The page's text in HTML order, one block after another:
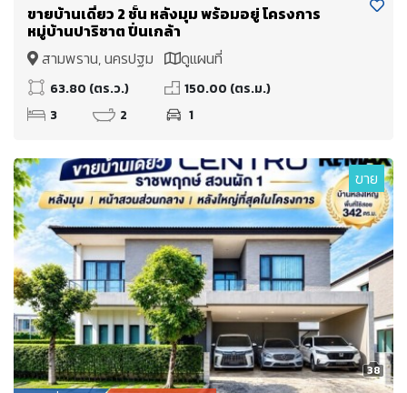
ขายบ้านเดี่ยว 2 ชั้น หลังมุม พร้อมอยู่ โครงการ
หมู่บ้านปาริชาต ปิ่นเกล้า
สามพราน, นครปฐม
ดูแผนที่
63.80 (ตร.ว.)
150.00 (ตร.ม.)
3
2 1
38
ขาย